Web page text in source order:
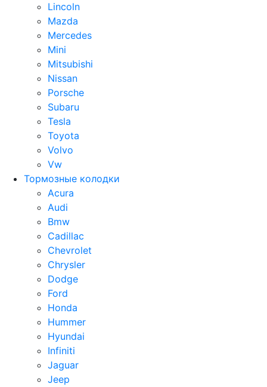
Lincoln
Mazda
Mercedes
Mini
Mitsubishi
Nissan
Porsche
Subaru
Tesla
Toyota
Volvo
Vw
Тормозные колодки
Acura
Audi
Bmw
Cadillac
Chevrolet
Chrysler
Dodge
Ford
Honda
Hummer
Hyundai
Infiniti
Jaguar
Jeep